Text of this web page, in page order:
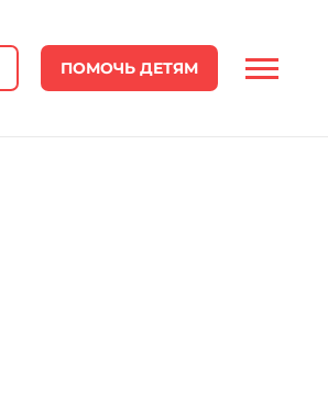
ПОМОЧЬ ДЕТЯМ